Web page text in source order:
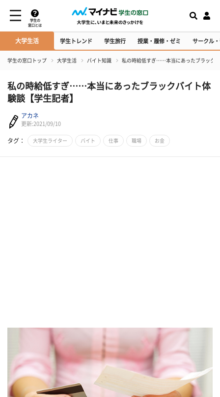
学生の
窓口とは
大学生活 学生トレンド 学生旅行 授業・履修・ゼミ サークル
学生の窓口トップ 大学生活 バイト知識 私の時給低すぎ……本当にあったブラック
私の時給低すぎ……本当にあったブラックバイト体
験談【学生記者】
アカネ
更新:2021/09/10
タグ： 大学生ライター バイト 仕事 職場 お金